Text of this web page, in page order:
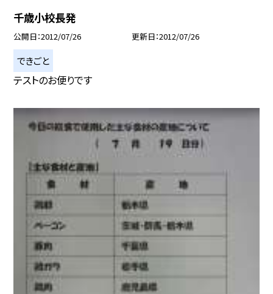
千歳小校長発
公開日 2012/07/26 更新日 2012/07/26
できごと
テストのお便りです